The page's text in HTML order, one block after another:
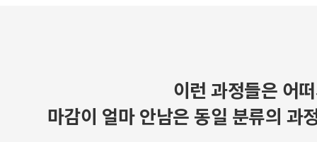
이런 과정들은 어
마감이 얼마 안남은 동일 분류의 과